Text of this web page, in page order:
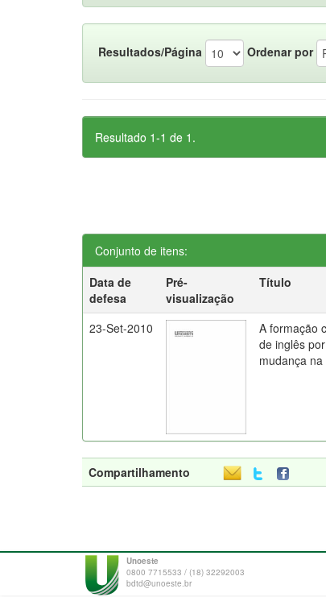
Resultados/Página Ordenar por
Resultado 1-1 de 1.
Conjunto de itens:
Data de
defesa
Pré-
visualização
Título
23-Set-2010
A formação
de inglês
mudança
Compartilhamento
Unoeste
0800 7715533 / (18) 32292003
bdtd@unoeste.br